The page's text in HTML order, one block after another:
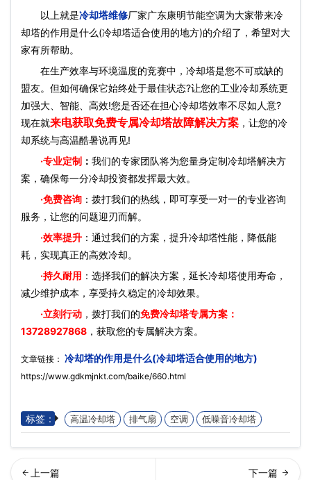
以上就是冷却塔维修厂家广东康明节能空调为大家带来冷
却塔的作用是什么(冷却塔适合使用的地方)的介绍了，希望对大
家有所帮助。
在生产效率与环境温度的竞赛中，冷却塔是您不可或缺的
盟友。但如何确保它始终处于最佳状态?让您的工业冷却系统更
加强大、智能、高效!您是否还在担心冷却塔效率不尽如人意?
现在就来电获取免费专属冷却塔故障解决方案 ，让您的冷
却系统与高温酷暑说再见!
·专业定制 ： 我们的专家团队将为您量身定制冷却塔解决方
案，确保每一分冷却投资都发挥最大效。
·免费咨询 ：拨打我们的热线，即可享受一对一的专业咨询
服务，让您的问题迎刃而解。
·效率提升 ：通过我们的方案，提升冷却塔性能，降低能
耗，实现真正的高效冷却。
·持久耐用 ：选择我们的解决方案，延长冷却塔使用寿命，
减少维护成本，享受持久稳定的冷却效果。
·立刻行动 ，拨打我们的免费冷却塔专属方案：
13728927868 ，获取您的专属解决方案。
文章链接： 冷却塔的作用是什么(冷却塔适合使用的地方)
https://www.gdkmjnkt.com/baike/660.html
标签： 高温冷却塔 排气扇 空调 低噪音冷却塔